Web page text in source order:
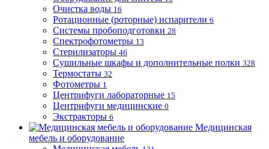
Очистка воды 16
Ротационные (роторные) испарители 6
Системы пробоподготовки 28
Спектрофотометры 13
Стерилизаторы 46
Сушильные шкафы и дополнительные полки 328
Термостаты 32
Фотометры 1
Центрифуги лабораторные 15
Центрифуги медицинские 0
Экстракторы 6
Медицинская
мебель и оборудование